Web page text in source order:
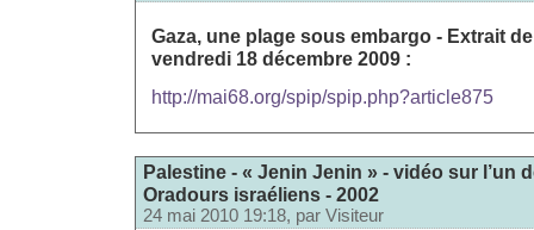
Gaza, une plage sous embargo - Extrait
vendredi 18 décembre 2009 :
http://mai68.org/spip/spip.php?article875
Palestine - « Jenin Jenin » - vidéo sur l’un
Oradours israéliens - 2002
24 mai 2010 19:18, par Visiteur